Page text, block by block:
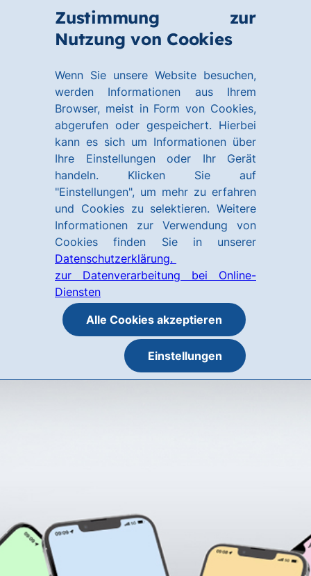
Zustimmung zur
Nutzung von Cookies
Wenn Sie unsere Website besuchen,
werden Informationen aus Ihrem
Browser, meist in Form von Cookies,
abgerufen oder gespeichert. Hierbei
kann es sich um Informationen über
Ihre Einstellungen oder Ihr Gerät
handeln. Klicken Sie auf
"Einstellungen", um mehr zu erfahren
und Cookies zu selektieren. Weitere
Informationen zur Verwendung von
Cookies finden Sie in unserer
Datenschutzerklärung.
zur Datenverarbeitung bei Online-
Diensten
Alle Cookies akzeptieren
Einstellungen
Hauptinhalt